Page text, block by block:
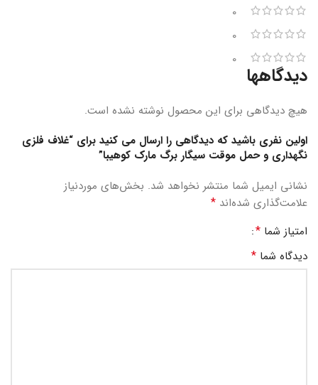
0
0
0
دیدگاهها
هیچ دیدگاهی برای این محصول نوشته نشده است.
اولین نفری باشید که دیدگاهی را ارسال می کنید برای “غلاف فلزی
نگهداری و حمل موقت سیگار برگ مارک کوهیبا”
نشانی ایمیل شما منتشر نخواهد شد. بخش‌های موردنیاز
علامت‌گذاری شده‌اند *
امتیاز شما *
دیدگاه شما *